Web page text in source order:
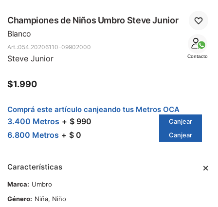
Championes de Niños Umbro Steve Junior
Blanco
Contacto
054.20206110-09902000
Steve Junior
$1.990
Comprá este artículo canjeando tus Metros OCA
3.400 Metros $ 990 Canjear
6.800 Metros $ 0 Canjear
Características
Marca
Umbro
Género
Niña, Niño